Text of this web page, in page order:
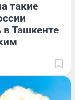
такие
в Ташкенте